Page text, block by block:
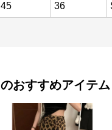
45 36
のおすすめアイテム